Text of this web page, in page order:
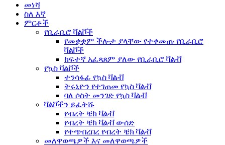
መነሻ
ስለ እኛ
ምርቶች
የቢራቢሮ ቫልቮች
የመቋቋም ችሎታ ያላቸው የተቀመጡ የቢራቢሮ
ቫልቮች
ከፍተኛ አፈጻጸም ያለው የቢራቢሮ ቫልቭ
የኳስ ቫልቮች
ተንሳፋፊ የኳስ ቫልቭ
ትሩኒዮን የተገጠመ የኳስ ቫልቭ
ባለ ሶስት መንገድ የኳስ ቫልቭ
ቫልቮችን ይፈትሹ
የብረት ቼክ ቫልቭ
የብረት ቼክ ቫልቭ ውሰድ
የተጭበረበረ የብረት ቼክ ቫልቭ
መለዋወጫዎች እና መለዋወጫዎች